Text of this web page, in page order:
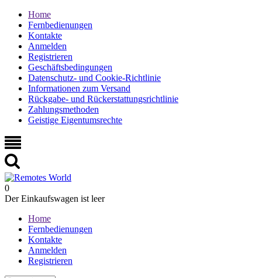
Home
Fernbedienungen
Kontakte
Anmelden
Registrieren
Geschäftsbedingungen
Datenschutz- und Cookie-Richtlinie
Informationen zum Versand
Rückgabe- und Rückerstattungsrichtlinie
Zahlungsmethoden
Geistige Eigentumsrechte
0
Der Einkaufswagen ist leer
Home
Fernbedienungen
Kontakte
Anmelden
Registrieren